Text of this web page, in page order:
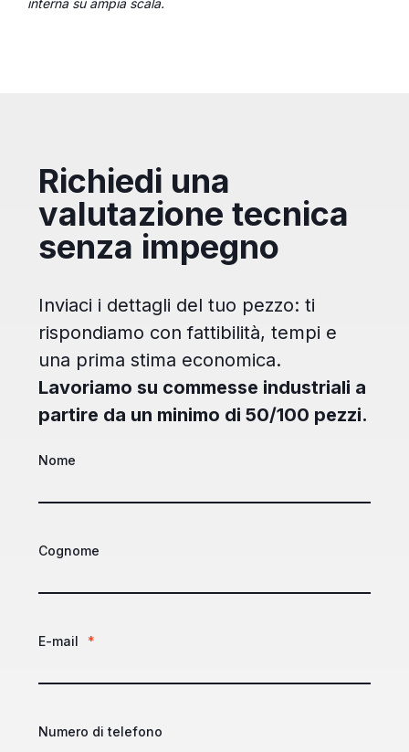
interna su ampia scala.
Richiedi una
valutazione tecnica
senza impegno
Inviaci i dettagli del tuo pezzo: ti
rispondiamo con fattibilità, tempi e
una prima stima economica.
Lavoriamo su commesse industriali a
partire da un minimo di 50/100 pezzi.
Nome
Cognome
E-mail *
Numero di telefono